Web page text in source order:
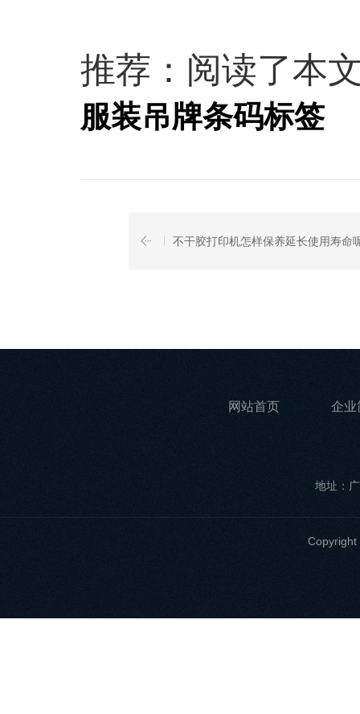
推荐：阅读了本
服装吊牌条码标签
不干胶打印机怎样保养延长使用寿命
网站首页 企业
地址：